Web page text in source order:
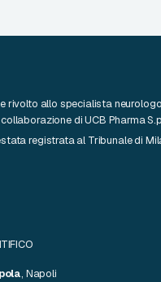
rivolto allo specialista
di UCB Pharma
registrata al Tribunale di
, Napoli